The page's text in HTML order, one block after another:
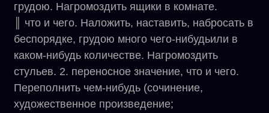
грудою. Нагромоздить ящики в комнате.
║ что и чего. Наложить, наставить, набросать в
беспорядке, грудою много чего-нибудьили в
каком-нибудь количестве. Нагромоздить
стульев. 2. переносное значение, что и чего.
Переполнить чем-нибудь (сочинение,
художественное произведение;